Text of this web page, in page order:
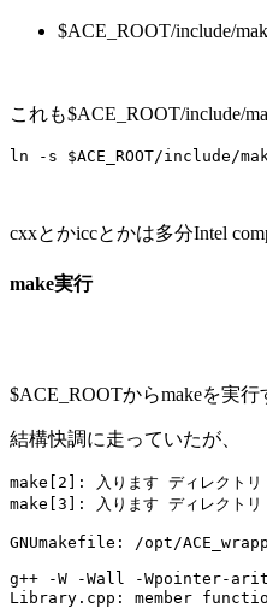
$ACE_ROOT/include/
これも$ACE_ROOT/include/
cxxとかiccとかは多分Intel
make実行
$ACE_ROOTからmakeを実行
結構快調に走っていたが、
make[2]: 入ります ディレク
make[3]: 入ります ディレク
GNUmakefile: /opt/
g++ -W -Wall -Wpointer-arith
Library.cpp: member